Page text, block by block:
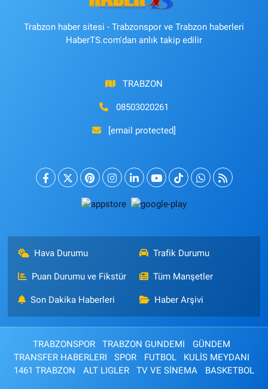
Trabzon haber sitesi - Trabzonspor ve Trabzon haberleri
HaberTS.com'dan anlık takip edilir
TRABZON
08503020261
[email protected]
Hava Durumu Trafik Durumu
Puan Durumu ve Fikstür Tüm Manşetler
Son Dakika Haberleri Haber Arşivi
TRABZONSPOR TRABZON GUNDEMI
GÜNDEM
TRANSFER HABERLERI
SPOR FUTBOL
KULİS MEYDANI
1461 TRABZON
ALT LIGLER TV VE SİNEMA BASKETBOL